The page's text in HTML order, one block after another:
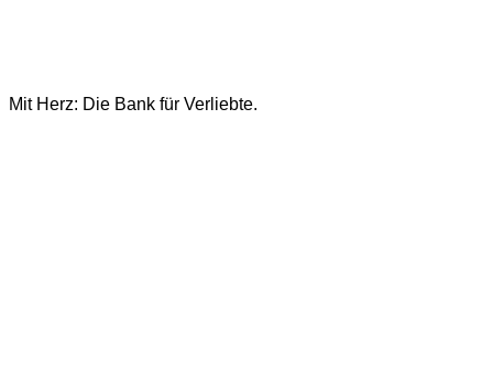
Mit Herz: Die Bank für Verliebte.